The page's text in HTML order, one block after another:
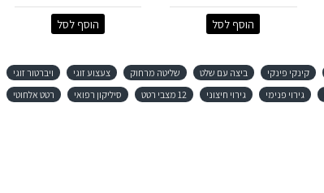
הוסף לסל הוסף לסל
קינקי פינקי ביצה עם שלט שליטה מרחוק צעצוע זוגי
ויברטור זוגי
גירוי פנימי גירוי חיצוני 12 מצבי רטט סיליקון רפואי רטט אלחוטי